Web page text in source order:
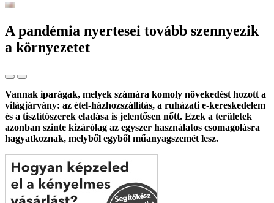
A pandémia nyertesei tovább szennyezik
a környezetet
Vannak iparágak, melyek számára komoly növekedést hozott a
világjárvány: az étel-házhozszállítás, a ruházati e-kereskedelem
és a tisztítószerek eladása is jelentősen nőtt. Ezek a területek
azonban szinte kizárólag az egyszer használatos csomagolásra
hagyatkoznak, melyből egyből műanyagszemét lesz.